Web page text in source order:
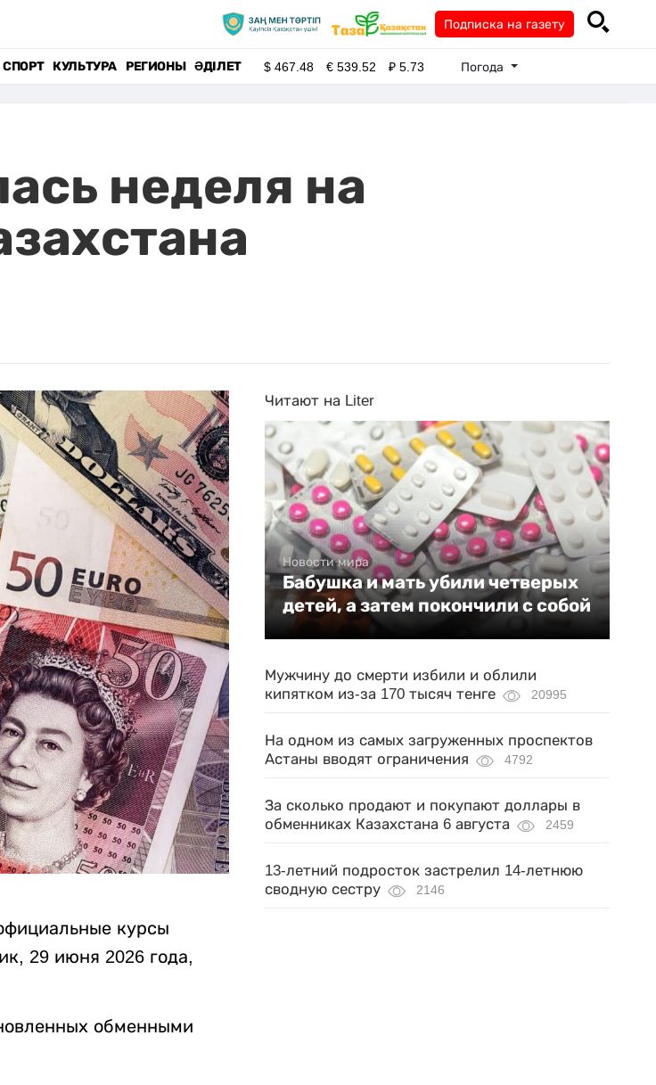
Подписка на газету
СПОРТ КУЛЬТУРА РЕГИОНЫ ӘДІЛЕТ $467.48 €539.52 ₽5.73 Погода
неделя на
курсы
29 июня 2026 года,
обменными
Читают на Liter
Новости мира
Бабушка и мать убили четверых
детей, а затем покончили с собой
Мужчину до смерти избили и облили
кипятком из-за 170 тысяч тенге
20995
На одном из самых загруженных проспектов
Астаны вводят ограничения
4792
За сколько продают и покупают доллары в
обменниках Казахстана 6 августа
2459
13-летний подросток застрелил 14-летнюю
сводную сестру
2146